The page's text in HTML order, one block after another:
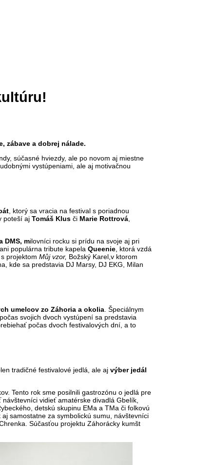
zábave a dobrej nálade.
súčasné hviezdy, ale po novom aj miestne
vystúpeniami, ale aj motivačnou
, ktorý sa vracia na festival s poriadnou
poteší aj Tomáš Klus či Marie Rottrová
DMS, milovníci rocku si prídu na svoje aj pri
populárna tribute kapela Queenie , ktorá vzdá
projektom Můj vzor, Božský Karel,v ktorom
kde sa predstavia DJ Marsy, DJ EKG, Milan
umelcov zo Záhoria a okolia . Špeciálnym
svojich dvoch vystúpení sa predstavia
počas dvoch festivalových dní, a to
tradičné festivalové jedlá, ale aj výber jedál
Tento rok sme posilnili gastrozónu o jedlá pre
vidieť amatérske divadlá Gbelík,
detskú skupinu EMa a TMa či folkovú
samostatne za symbolickú sumu, návštevníci
Súčasťou projektu Záhorácky kumšt